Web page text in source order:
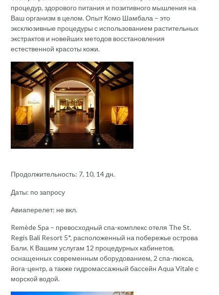
процедур, здорового питания и позитивного мышления на
Ваш организм в целом. Опыт Комо Шамбала – это
эксклюзивные процедуры с использованием растительных
экстрактов и новейших методов восстановления
естественной красоты кожи.
Продолжительность: 7, 10, 14 дн.
Даты: по запросу
Авиаперелет: не вкл.
Remède Spa – превосходный спа-комплекс отеля The St.
Regis Bali Resort 5*, расположенный на побережье острова
Бали. К Вашим услугам 12 процедурных кабинетов,
оснащенных современным оборудованием, 2 спа-люкса,
йога-центр, а также гидромассажный бассейн Aqua Vitale с
морской водой.